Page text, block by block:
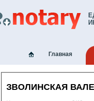
Главная
ЗВОЛИНСКАЯ